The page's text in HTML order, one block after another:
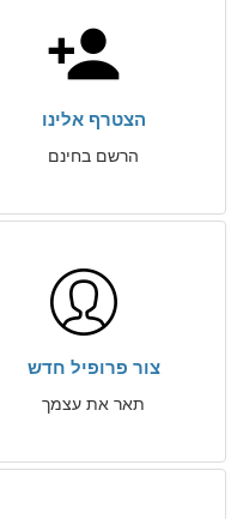
הצטרף אלינו
הרשם בחינם
צור פרופיל חדש
תאר את עצמך